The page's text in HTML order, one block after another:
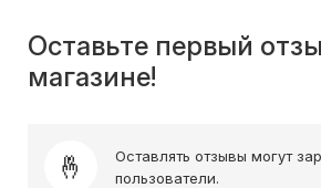
Оставьте первый
магазине!
Оставлять отзывы могут
пользователи.